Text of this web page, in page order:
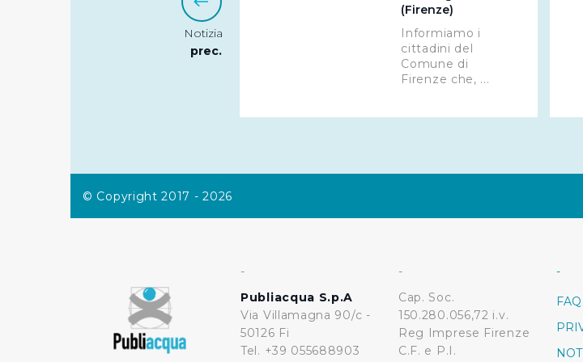
Cliccando su "Rifiuta" o sulla "X" posizionata in alto a destra in
eccezione dei cookie tecnici. La chiusura del presente banner
dunque la continuazione della navigazione in assenza di cookie
tecnici indispensabili per una corretta visualizzazione della pagina.
Notizia
prec.
(Firenze)
Informiamo i
cittadini del
Comune di
Firenze che, ...
© Copyright 2017 - 2026
-
Publiacqua S.p.A
Via Villamagna 90/c -
50126 Fi
Tel. +39 055688903
-
Cap. Soc.
150.280.056,72 i.v.
Reg Imprese Firenze
C.F. e P.I.
-
FAQ